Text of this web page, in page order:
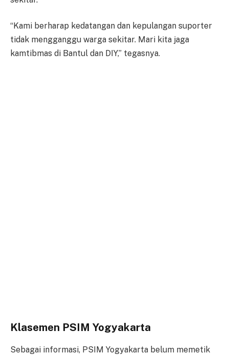
“Kami berharap kedatangan dan kepulangan suporter
tidak mengganggu warga sekitar. Mari kita jaga
kamtibmas di Bantul dan DIY,” tegasnya.
Klasemen PSIM Yogyakarta
Sebagai informasi, PSIM Yogyakarta belum memetik